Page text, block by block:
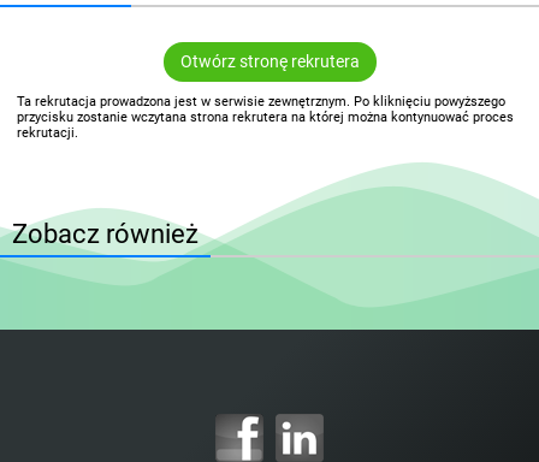
Otwórz stronę rekrutera
Ta rekrutacja prowadzona jest w serwisie zewnętrznym. Po kliknięciu powyższego
przycisku zostanie wczytana strona rekrutera na której można kontynuować proces
rekrutacji.
Zobacz również